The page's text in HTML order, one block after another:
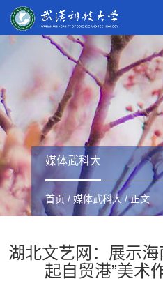
媒体武科大
首页 / 媒体武科大/ 正文
湖北文艺网：展示
起自贸港”美术